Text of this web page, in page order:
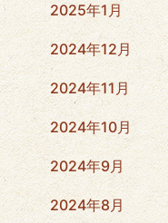
2025年1月
2024年12月
2024年11月
2024年10月
2024年9月
2024年8月